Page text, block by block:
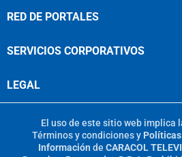
RED DE PORTALES
SERVICIOS CORPORATIVOS
LEGAL
El uso de este sitio web implica
Términos y condicionesy
Información de CARACOL